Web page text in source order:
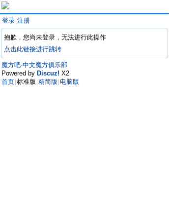
登录 注册
抱歉，您尚未登录，无法进行此操作
点击此链接进行跳转
魔方吧·中文魔方俱乐部
Powered by Discuz! X2
首页 标准版 精简版 电脑版